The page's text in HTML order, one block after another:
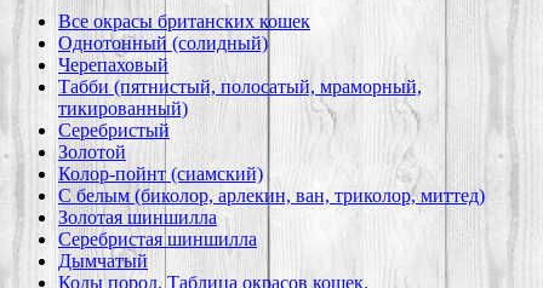
Все окрасы британских кошек
Однотонный (солидный)
Черепаховый
Табби (пятнистый, полосатый, мраморный,
тикированный)
Серебристый
Золотой
Колор-пойнт (сиамский)
С белым (биколор, арлекин, ван, триколор, миттед)
Золотая шиншилла
Серебристая шиншилла
Дымчатый
Коды пород. Таблица окрасов кошек.